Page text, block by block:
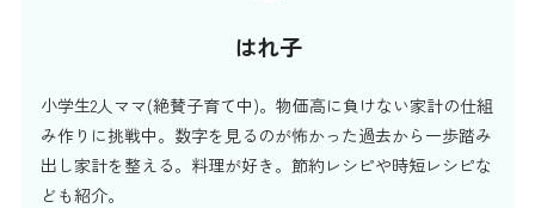
はれ子
小学生2人ママ(絶賛子育て中)。物価高に負けない家計の仕組
み作りに挑戦中。数字を見るのが怖かった過去から一歩踏み
出し家計を整える。料理が好き。節約レシピや時短レシピな
ども紹介。